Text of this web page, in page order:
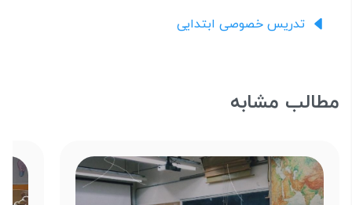
تدریس خصوصی ابتدایی
مطالب مشابه